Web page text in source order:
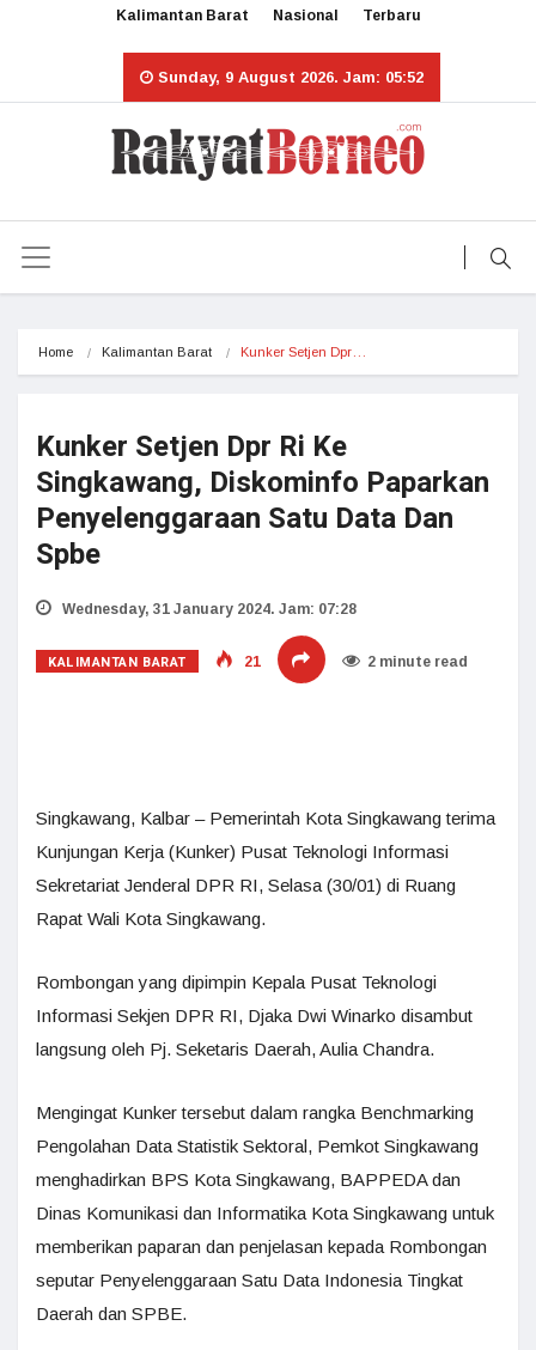
Kalimantan Barat Nasional Terbaru
Sunday, 9 August 2026. Jam: 05:52
Home Kalimantan Barat Kunker Setjen Dpr…
Kunker Setjen Dpr Ri Ke
Singkawang, Diskominfo Paparkan
Penyelenggaraan Satu Data Dan
Spbe
Wednesday, 31 January 2024. Jam: 07:28
KALIMANTAN BARAT 21 2 minute read
Singkawang, Kalbar – Pemerintah Kota Singkawang terima
Kunjungan Kerja (Kunker) Pusat Teknologi Informasi
Sekretariat Jenderal DPR RI, Selasa (30/01) di Ruang
Rapat Wali Kota Singkawang.
Rombongan yang dipimpin Kepala Pusat Teknologi
Informasi Sekjen DPR RI, Djaka Dwi Winarko disambut
langsung oleh Pj. Seketaris Daerah, Aulia Chandra.
Mengingat Kunker tersebut dalam rangka Benchmarking
Pengolahan Data Statistik Sektoral, Pemkot Singkawang
menghadirkan BPS Kota Singkawang, BAPPEDA dan
Dinas Komunikasi dan Informatika Kota Singkawang untuk
memberikan paparan dan penjelasan kepada Rombongan
seputar Penyelenggaraan Satu Data Indonesia Tingkat
Daerah dan SPBE.